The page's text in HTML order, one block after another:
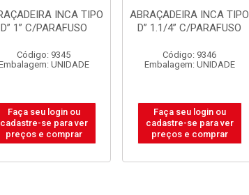
INCA TIPO
D” 1” C/PARAFUSO
Código: 9345
UNIDADE
Faça seu login ou
cadastre-se para ver
preços e comprar
ABRAÇADEIRA INCA TIPO
D” 1.1/4” C/PARAFUSO
Código: 9346
Embalagem: UNIDADE
Faça seu login ou
cadastre-se para ver
preços e comprar